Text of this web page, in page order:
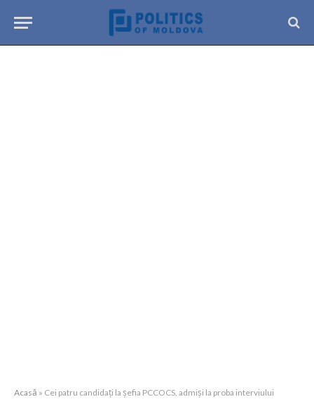
Acasă » Cei patru candidați la șefia PCCOCS, admiși la proba interviului